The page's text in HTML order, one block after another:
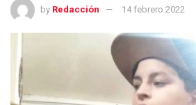
by Redacción 14 febrero 2022